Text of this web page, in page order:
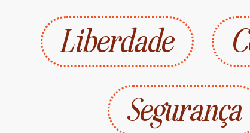
Liberdade
Segurança